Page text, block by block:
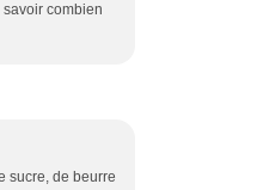
combien
sucre, de beurre